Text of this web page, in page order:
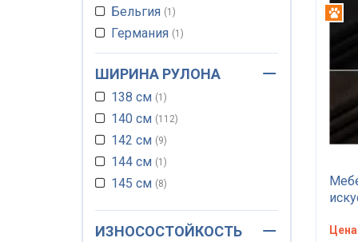
Цена
750 г/м.кв.
770 г/м.кв.
Бельгия 1
Германия 1
ШИРИНА РУЛОНА
138 см 1
140 см 112
142 см 9
144 см 1
145 см 8
ИЗНОСОСТОЙКОСТЬ